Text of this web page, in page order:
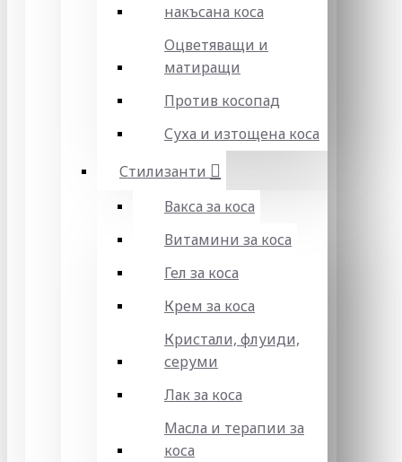
накъсана коса
Оцветяващи и
матиращи
Против косопад
Суха и изтощена коса
Стилизанти
Вакса за коса
Витамини за коса
Гел за коса
Крем за коса
Кристали, флуиди,
серуми
Лак за коса
Масла и терапии за
коса